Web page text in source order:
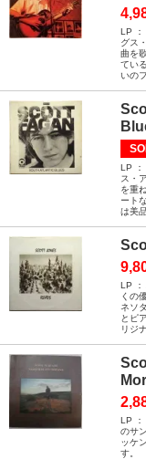
LP ：
グス
曲を
てい
いの
LP ：
ス・
を重
ート
は美
LP ：
くの
ネソ
とピ
リジ
LP ：
のサ
ッケ
す。